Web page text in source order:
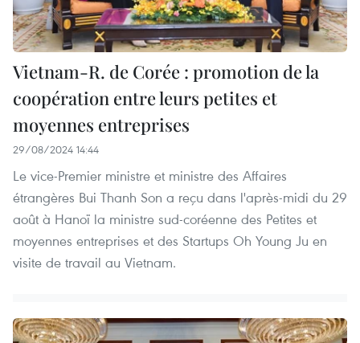
Vietnam-R. de Corée : promotion de la
coopération entre leurs petites et
moyennes entreprises
29/08/2024 14:44
Le vice-Premier ministre et ministre des Affaires
étrangères Bui Thanh Son a reçu dans l'après-midi du 29
août à Hanoï la ministre sud-coréenne des Petites et
moyennes entreprises et des Startups Oh Young Ju en
visite de travail au Vietnam.